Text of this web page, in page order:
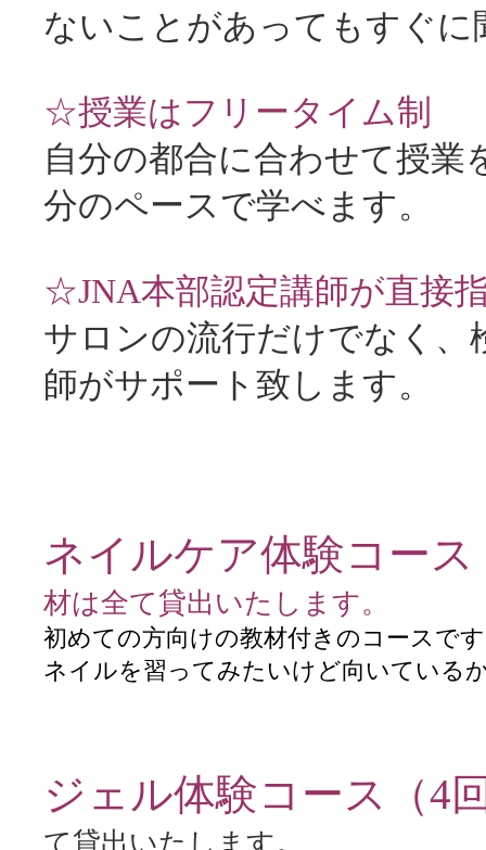
ないことがあってもすぐ
☆授業はフリータイム制
自分の都合に合わせて授
分のペースで学べます。
☆JNA本部認定講師が直接
サロンの流行だけでなく、
師がサポート致します。
ネイルケア体験コース
材は全て貸出いたします。
初めての方向けの教材付きのコースで
ネイルを習ってみたいけど向いている
ジェル体験コース（4
て貸出いたします。